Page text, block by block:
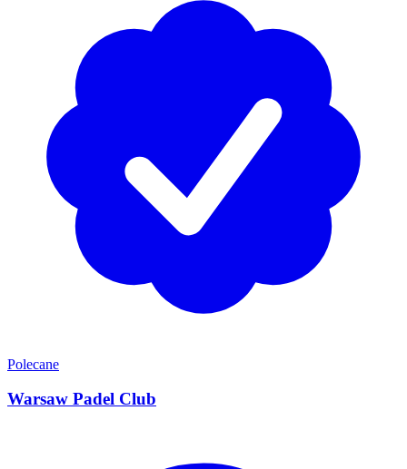
Polecane
Warsaw Padel Club